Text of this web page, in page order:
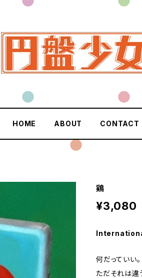
HOME ABOUT CONTACT
鶏
¥3,080
何だっていい。
ただそれは違